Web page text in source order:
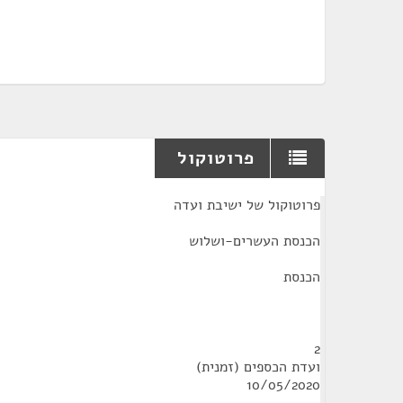
פרוטוקול
פרוטוקול של ישיבת ועדה
הכנסת העשרים-ושלוש
הכנסת
2
ועדת הכספים (זמנית)
10/05/2020